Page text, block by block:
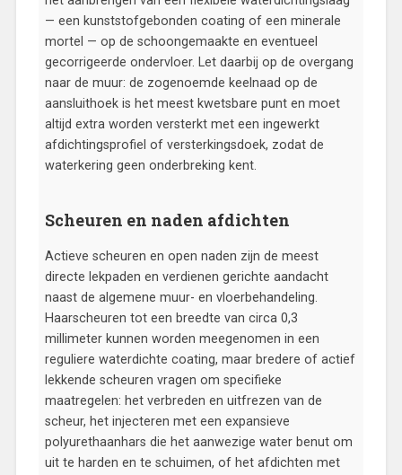
— een kunststofgebonden coating of een minerale
mortel — op de schoongemaakte en eventueel
gecorrigeerde ondervloer. Let daarbij op de overgang
naar de muur: de zogenoemde keelnaad op de
aansluithoek is het meest kwetsbare punt en moet
altijd extra worden versterkt met een ingewerkt
afdichtingsprofiel of versterkingsdoek, zodat de
waterkering geen onderbreking kent.
Scheuren en naden afdichten
Actieve scheuren en open naden zijn de meest
directe lekpaden en verdienen gerichte aandacht
naast de algemene muur- en vloerbehandeling.
Haarscheuren tot een breedte van circa 0,3
millimeter kunnen worden meegenomen in een
reguliere waterdichte coating, maar bredere of actief
lekkende scheuren vragen om specifieke
maatregelen: het verbreden en uitfrezen van de
scheur, het injecteren met een expansieve
polyurethaanhars die het aanwezige water benut om
uit te harden en te schuimen, of het afdichten met